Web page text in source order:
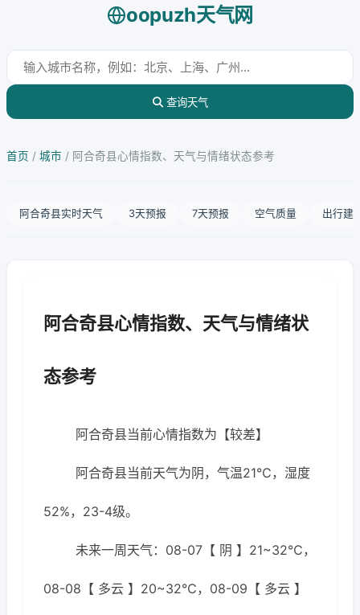
oopuzh天气网
查询天气
首页 / 城市 / 阿合奇县心情指数、天气与情绪状态参考
阿合奇县实时天气 3天预报 7天预报 空气质量 出行建
阿合奇县心情指数、天气与情绪状
态参考
阿合奇县当前心情指数为【较差】
阿合奇县当前天气为阴，气温21℃，湿度
52%，23-4级。
未来一周天气：08-07【 阴 】21~32℃，
08-08【 多云 】20~32℃，08-09【 多云 】